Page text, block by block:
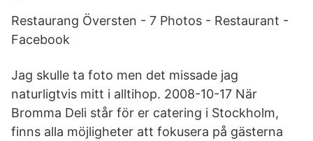
Restaurang Översten - 7 Photos - Restaurant -
Facebook
Jag skulle ta foto men det missade jag
naturligtvis mitt i alltihop. 2008-10-17 När
Bromma Deli står för er catering i Stockholm,
finns alla möjligheter att fokusera på gästerna